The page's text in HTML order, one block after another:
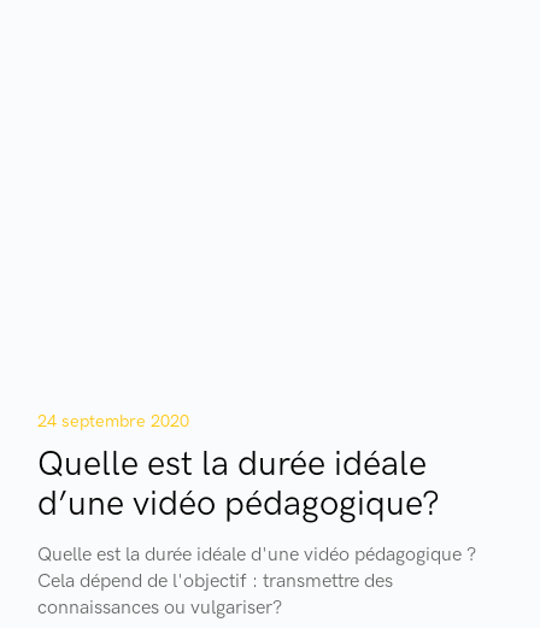
24 septembre 2020
Quelle est la durée idéale
d’une vidéo pédagogique?
Quelle est la durée idéale d'une vidéo pédagogique ?
Cela dépend de l'objectif : transmettre des
connaissances ou vulgariser?